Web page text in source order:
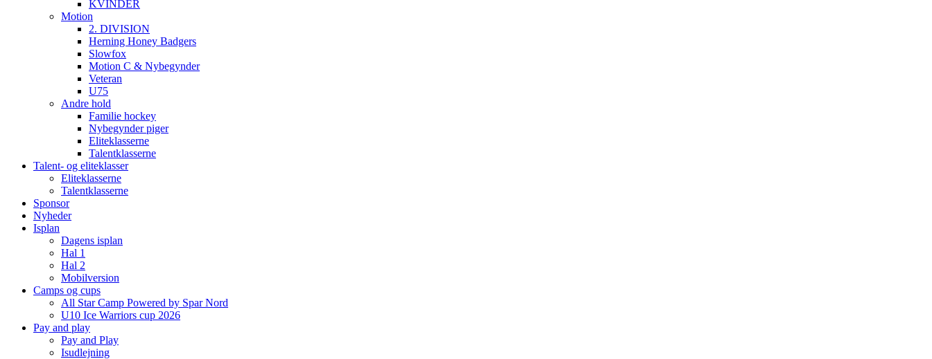
KVINDER
Motion
2. DIVISION
Herning Honey Badgers
Slowfox
Motion C & Nybegynder
Veteran
U75
Andre hold
Familie hockey
Nybegynder piger
Eliteklasserne
Talentklasserne
Talent- og eliteklasser
Eliteklasserne
Talentklasserne
Sponsor
Nyheder
Isplan
Dagens isplan
Hal 1
Hal 2
Mobilversion
Camps og cups
All Star Camp Powered by Spar Nord
U10 Ice Warriors cup 2026
Pay and play
Pay and Play
Isudlejning